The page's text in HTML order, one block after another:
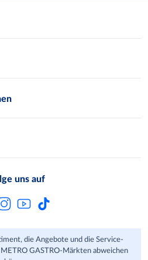
uns auf
die Angebote und die Service-
GASTRO-Märkten abweichen